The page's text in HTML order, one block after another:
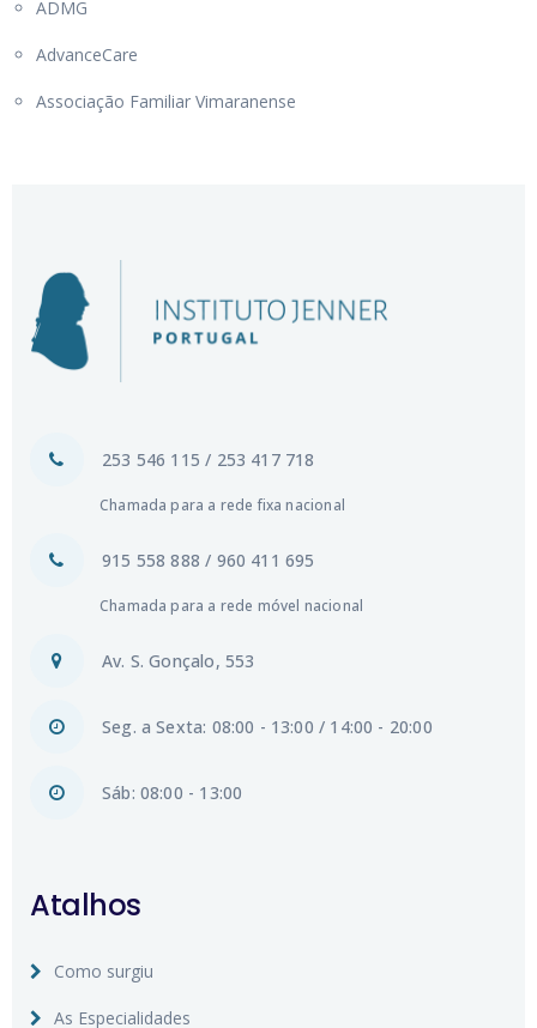
ADMG
AdvanceCare
Associação Familiar Vimaranense
253 546 115 / 253 417 718
Chamada para a rede fixa nacional
915 558 888 / 960 411 695
Chamada para a rede móvel nacional
Av. S. Gonçalo, 553
Seg. a Sexta: 08:00 - 13:00 / 14:00 - 20:00
Sáb: 08:00 - 13:00
Atalhos
Como surgiu
As Especialidades